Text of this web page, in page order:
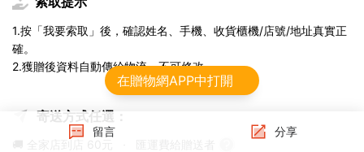
1.按「我要索取」後，確認姓名、手機、收貨櫃機/店號/地址真實正
確。
2.獲贈後資料自動傳給物流，不可修改。
寄送方式任選：
留言 分享
在贈物網APP中打開